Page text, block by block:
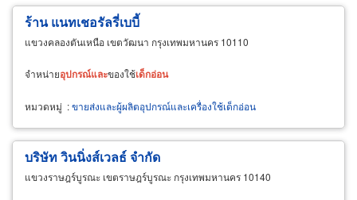
ร้าน แนทเชอรัลรี่เบบี้
แขวงคลองตันเหนือ เขตวัฒนา กรุงเทพมหานคร 10110
จำหน่ายอุปกรณ์และของใช้เด็กอ่อน
หมวดหมู่ :ขายส่งและผู้ผลิตอุปกรณ์และเครื่องใช้เด็กอ่อน
บริษัท วินนิ่งส์เวลธ์ จำกัด
แขวงราษฎร์บูรณะ เขตราษฎร์บูรณะ กรุงเทพมหานคร 10140